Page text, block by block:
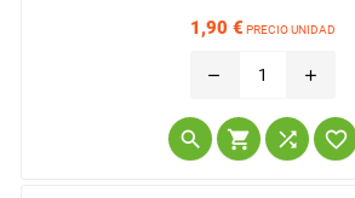
principalmente en el sistema
sedante y para favorecer la
repelente de insectos.
1,90 € PRECIO UNIDAD
remove add
   